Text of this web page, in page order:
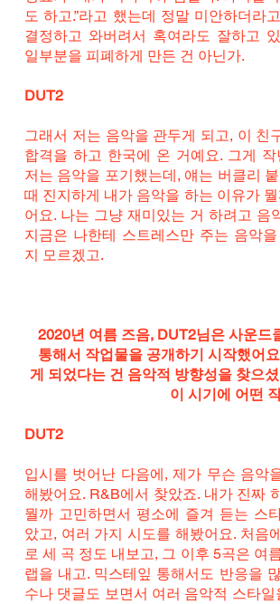
도 하고.”라고 했는데 정말 미안하더라
결정하고 와버려서 혹여라도 잘하고
일부분을 피폐하게 만든 건 아닌가.
DUT2
그래서 저는 음악을 관두게 되고, 이 친
합격을 하고 한국에 온 거예요. 그게 작
저는 음악을 포기했는데, 얘는 버클리
때 진지하게 내가 음악을 하는 이유가
어요. 나는 그냥 재미있는 거 하려고 음
지금은 나한테 스트레스만 주는 음악
지 모르겠고.
2020년 여름 즈음, DUT2님은 사운드
통해서 작업물을 공개하기 시작했어
게 되었다는 건 음악적 방향성을 찾으
이 시기에 어떤
DUT2
입시를 벗어난 다음에, 제가 무슨 음악
해봤어요. R&B에서 찾았죠. 내가 진짜
뭘까 고민하면서 평소에 즐겨 듣는 스
았고, 여러 가지 시도를 해봤어요. 처음
로 세 곡 정도 내보고, 그 이후 5곡은 여
랩을 내고. 믹스테잎 통해서도 반응을
수나 댓글도 보면서 여러 음악적 스타